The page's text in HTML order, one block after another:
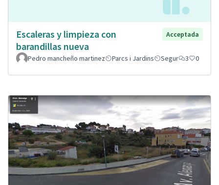
Escaleras y limpieza con
barandillas nueva
Acceptada
Pedro mancheño martinez Parcs i Jardins Segur 3 0